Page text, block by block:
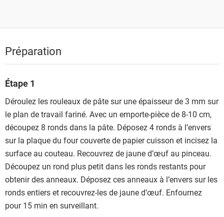
Préparation
Étape 1
Déroulez les rouleaux de pâte sur une épaisseur de 3 mm sur
le plan de travail fariné. Avec un emporte-pièce de 8-10 cm,
découpez 8 ronds dans la pâte. Déposez 4 ronds à l’envers
sur la plaque du four couverte de papier cuisson et incisez la
surface au couteau. Recouvrez de jaune d’œuf au pinceau.
Découpez un rond plus petit dans les ronds restants pour
obtenir des anneaux. Déposez ces anneaux à l’envers sur les
ronds entiers et recouvrez-les de jaune d’œuf. Enfournez
pour 15 min en surveillant.